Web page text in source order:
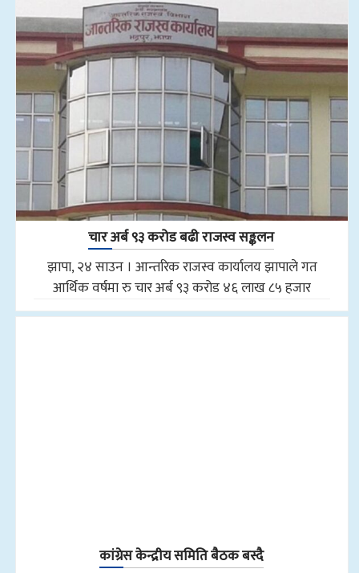
चार अर्ब ९३ करोड बढी राजस्व सङ्कलन
झापा, २४ साउन । आन्तरिक राजस्व कार्यालय झापाले गत
आर्थिक वर्षमा रु चार अर्ब ९३ करोड ४६ लाख ८५ हजार
कांग्रेस केन्द्रीय समिति बैठक बस्दै